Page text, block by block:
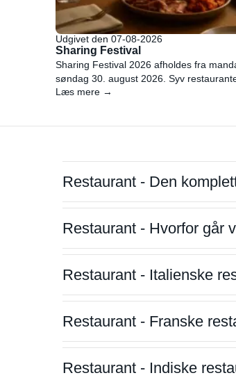
Udgivet den 07-08-2026
Sharing Festival
Sharing Festival 2026 afholdes fra
søndag 30. august 2026. Syv
Læs mere →
Restaurant - Den
Restaurant - Hvorfor går
Restaurant - Italienske
Restaurant - Franske
Restaurant - Indiske